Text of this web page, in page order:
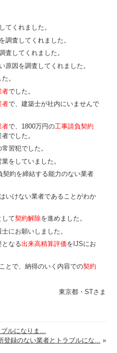
てくれました。
調査してくれました。
査してくれました。
原因を調査してくれました。
。
者でした。
者で、建築士が社内にいませんで
者で、1800万円の工事請負契約
でした。
習犯でした。
をしていました。
約を締結する能力のない業者
いけない業者であることがわか
して契約解除を進めました。
士にお願いしました。
となる出来高精算評価をIJSにお
とで、納得のいく内容での契約
東京都・STさま
ルになりま...
登録のない業者とトラブルにな...
»